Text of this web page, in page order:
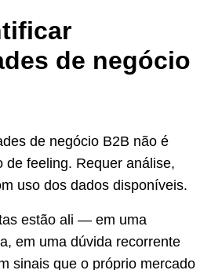
de negócio
de negócio B2B não é
de feeling. Requer análise,
uso dos dados disponíveis.
estão ali — em uma
em uma dúvida recorrente
sinais que o próprio mercado